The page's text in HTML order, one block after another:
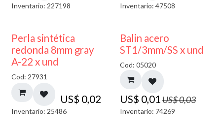
Inventario: 227198 Inventario: 47508
Perla sintética
redonda 8mm gray
A-22 x und
Cod: 27931
US$ 0,02
Inventario: 25486
50% DESCUENTO
Balin acero
ST1/3mm/SS x und
Cod: 05020
US$ 0,01 US$0,03
Inventario: 74269